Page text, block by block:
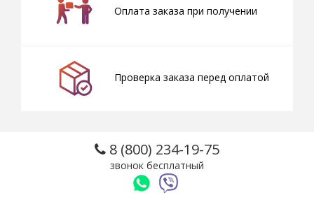
Оплата заказа при получении
Проверка заказа перед оплатой
8 (800) 234-19-75
звонок бесплатный